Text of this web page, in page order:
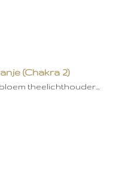
(Chakra 2)
theelichthouder…